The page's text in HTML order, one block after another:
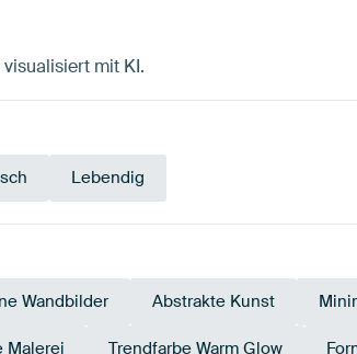
mit KI.
Lebendig
Wandbilder Abstrakte Kunst
Malerei Trendfarbe Warm Glow